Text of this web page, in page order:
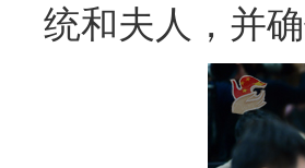
统和夫人，并